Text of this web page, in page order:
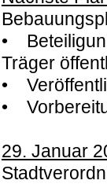
•
Träger
•
•
29. Januar